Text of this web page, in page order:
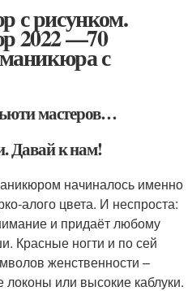
с рисунком.
2022 —70
с
мастеров…
Давай к нам!
начиналось именно
алого цвета. И неспроста:
и придаёт любому
Красные ногти и по сей
женственности –
или высокие каблуки.